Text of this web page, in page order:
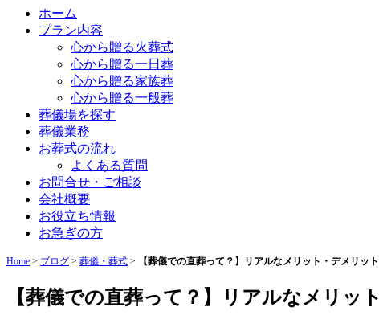
ホーム
プラン内容
心から贈る火葬式
心から贈る一日葬
心から贈る家族葬
心から贈る一般葬
葬儀場を探す
葬儀業務
お葬式の流れ
よくある質問
お問合せ・ご相談
会社概要
お役立ち情報
お急ぎの方
Home > ブログ > 葬儀・葬式 > 【葬儀での直葬って？】リアルなメリット・デメリッ
【葬儀での直葬って？】リアルなメリッ